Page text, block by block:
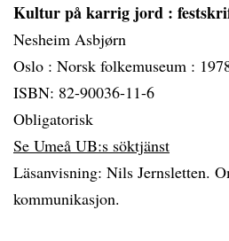
Kultur på karrig jord :
Nesheim Asbjørn
Oslo : Norsk folkemuseum :
ISBN: 82-90036-11-6
Obligatorisk
Se Umeå UB:s söktjänst
Läsanvisning: Nils Jernsletten.
kommunikasjon.